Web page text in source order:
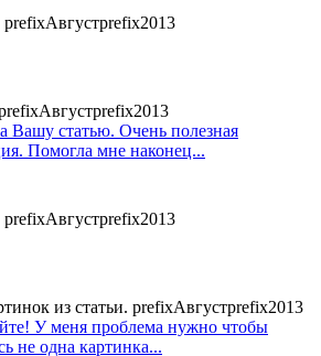
prefixАвгустprefix2013
Вашу статью. Очень полезная
Помогла мне наконец...
prefixАвгустprefix2013
из статьи. prefixАвгустprefix2013
У меня проблема нужно чтобы
не одна картинка...